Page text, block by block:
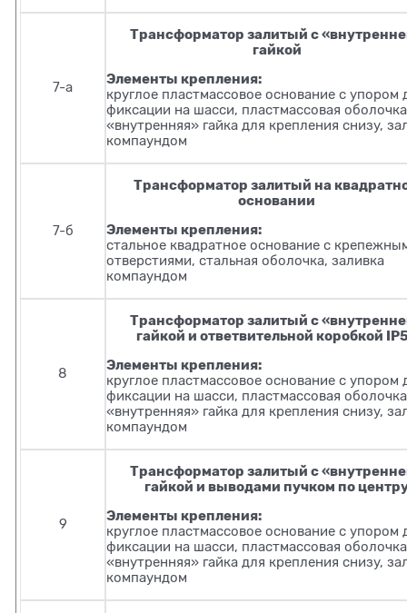
7-а
Трансформатор залитый с
гайкой
Элементы крепления:
круглое пластмассовое основание с упором
фиксации на шасси, пластмассовая
«внутренняя» гайка для крепления снизу,
компаундом
7-б
Трансформатор залитый на
основании
Элементы крепления:
стальное квадратное основание с
отверстиями, стальная оболочка, заливка
компаундом
8
Трансформатор залитый с
гайкой и ответвительной коробкой
Элементы крепления:
круглое пластмассовое основание с упором
фиксации на шасси, пластмассовая
«внутренняя» гайка для крепления снизу,
компаундом
9
Трансформатор залитый с
гайкой и выводами пучком по
Элементы крепления:
круглое пластмассовое основание с упором
фиксации на шасси, пластмассовая
«внутренняя» гайка для крепления снизу,
компаундом